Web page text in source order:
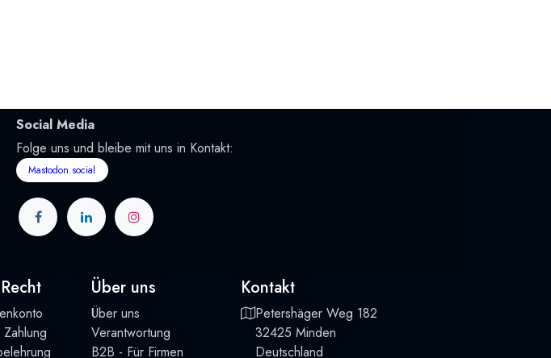
Social Media
Folge uns und bleibe mit uns in Kontakt:
Mastodon.social
Über uns
Über uns
Verantwortung
B2B - Für Firmen
Kontakt
Petershäger Weg 182
32425 Minden
Deutschland